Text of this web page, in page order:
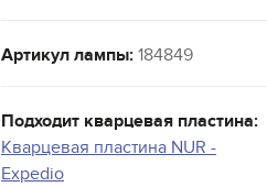
Артикул лампы: 184849
Подходит кварцевая пластина:
Кварцевая пластина NUR -
Expedio